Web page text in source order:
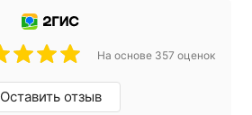
На основе 357 оценок
Оставить отзыв